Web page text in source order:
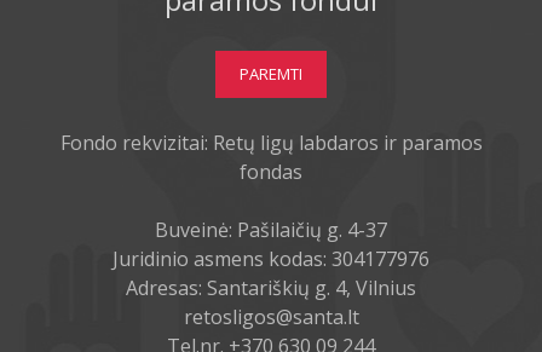
PAREMTI
Fondo rekvizitai: Retų ligų labdaros ir paramos
fondas
Buveinė: Pašilaičių g. 4-37
Juridinio asmens kodas: 304177976
Adresas: Santariškių g. 4, Vilnius
retosligos@santa.lt
Tel.nr. +370 630 09 244